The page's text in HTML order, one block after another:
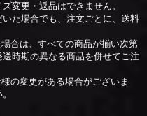
変更・返品はできません。
た場合でも、注文ごとに、送料
合は、すべての商品が揃い次第
時期の異なる商品を併せてご注
の変更がある場合がございま